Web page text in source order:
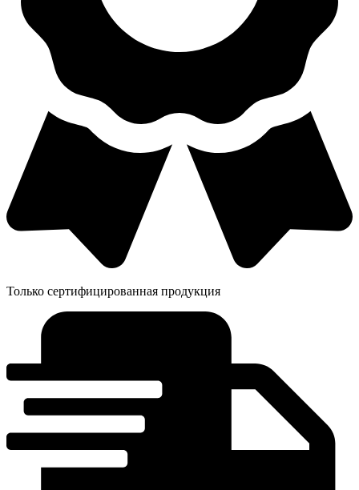
Только сертифицированная продукция